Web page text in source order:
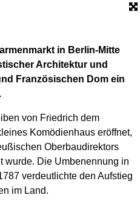
in Berlin-Mitte
Architektur und
Französischen Dom ein
von Friedrich dem
Komödienhaus eröffnet,
Oberbaudirektors
wurde. Die Umbenennung in
verdeutlichte den Aufstieg
im Land.